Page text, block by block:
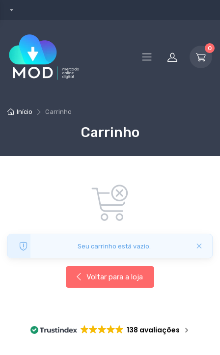
0
Início Carrinho
Carrinho
×
Seu carrinho está vazio.
Voltar para a loja
138 avaliações